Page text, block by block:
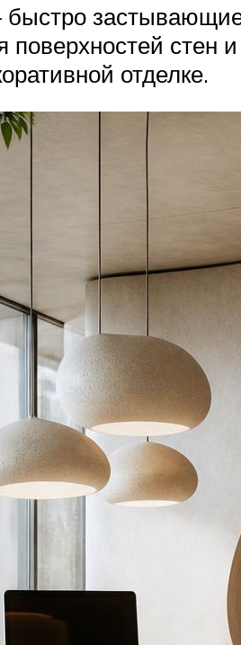
стен
отделке.